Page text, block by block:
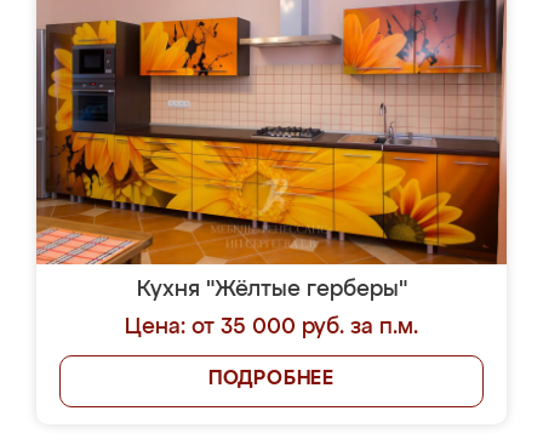
Кухня "Жёлтые герберы"
Цена: от 35 000 руб. за п.м.
ПОДРОБНЕЕ